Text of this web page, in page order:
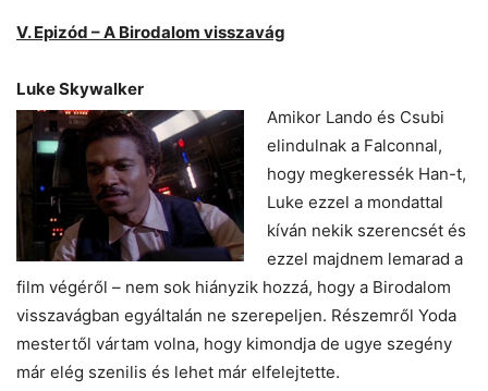
V. Epizód – A Birodalom visszavág
Luke Skywalker
Amikor Lando és Csubi
elindulnak a Falconnal,
hogy megkeressék Han-t,
Luke ezzel a mondattal
kíván nekik szerencsét és
ezzel majdnem lemarad a
film végéről – nem sok hiányzik hozzá, hogy a Birodalom
visszavágban egyáltalán ne szerepeljen. Részemről Yoda
mestertől vártam volna, hogy kimondja de ugye szegény
már elég szenilis és lehet már elfelejtette.